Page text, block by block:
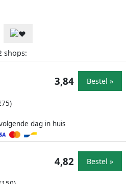
shops:
dag in huis
3,84 Bestel »
4,82 Bestel »